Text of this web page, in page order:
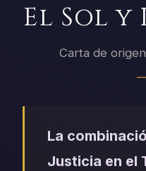
El Sol y
Carta de
La
Justicia en el